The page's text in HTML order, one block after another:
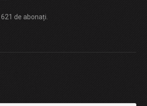
de abonați.